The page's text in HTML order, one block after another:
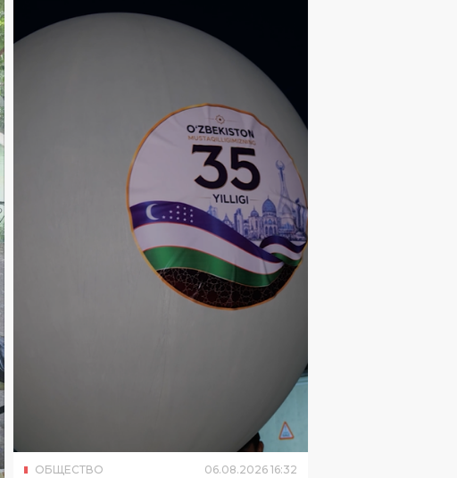
ОБЩЕСТВО 06.08.2026 16:32